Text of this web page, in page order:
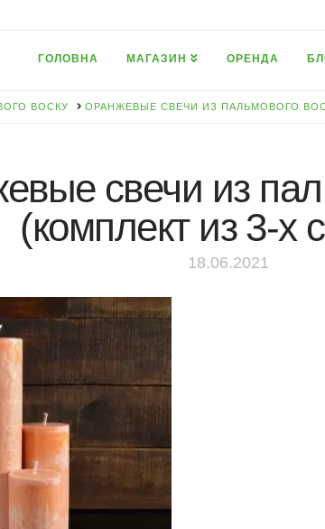
ГОЛОВНА МАГАЗИН ОРЕНДА
ВОСКУ ОРАНЖЕВЫЕ СВЕЧИ ИЗ ПАЛЬМОВОГО
свечи из
(комплект из 3-х
18.06.2021